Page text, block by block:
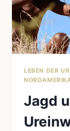
LEBEN DER
Jagd